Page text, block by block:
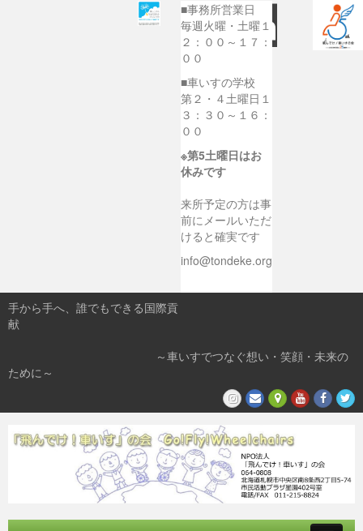
■事務所営業日
毎週火曜・土曜１
２：００～１７：
００
■車いすの学校
第２・４土曜日１
３：３０～１６：
００
※第5土曜日はお
休みです
来所予定の方は事
前にメールいただ
けると確実です
info@tondeke.org
手から手へ、誰でもできる国際貢
献
～車いすでつなぐ想い・笑顔・未来の
ために～